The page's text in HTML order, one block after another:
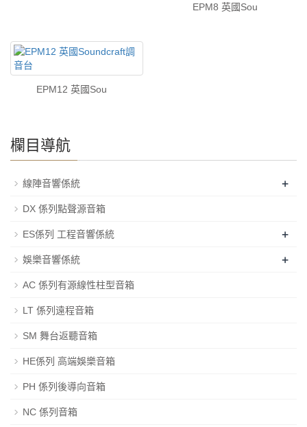
EPM8 英國Sou
EPM12 英國Sou
欄目導航
線陣音響係統 +
DX 係列點聲源音箱
ES係列 工程音響係統 +
娛樂音響係統 +
AC 係列有源線性柱型音箱
LT 係列遠程音箱
SM 舞台返聽音箱
HE係列 高端娛樂音箱
PH 係列後導向音箱
NC 係列音箱